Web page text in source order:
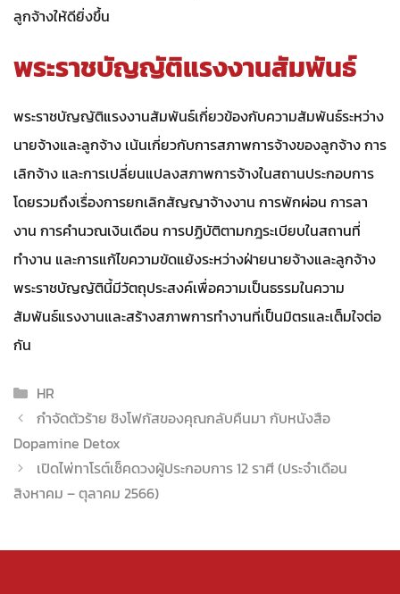
ลูกจ้างให้ดียิ่งขึ้น
พระราชบัญญัติแรงงานสัมพันธ์
พระราชบัญญัติแรงงานสัมพันธ์เกี่ยวข้องกับความสัมพันธ์ระหว่าง
นายจ้างและลูกจ้าง เน้นเกี่ยวกับการสภาพการจ้างของลูกจ้าง การ
เลิกจ้าง และการเปลี่ยนแปลงสภาพการจ้างในสถานประกอบการ
โดยรวมถึงเรื่องการยกเลิกสัญญาจ้างงาน การพักผ่อน การลา
งาน การคำนวณเงินเดือน การปฏิบัติตามกฎระเบียบในสถานที่
ทำงาน และการแก้ไขความขัดแย้งระหว่างฝ่ายนายจ้างและลูกจ้าง
พระราชบัญญัตินี้มีวัตถุประสงค์เพื่อความเป็นธรรมในความ
สัมพันธ์แรงงานและสร้างสภาพการทำงานที่เป็นมิตรและเต็มใจต่อ
กัน
Categories
HR
กำจัดตัวร้าย ชิงโฟกัสของคุณกลับคืนมา กับหนังสือ
Dopamine Detox
เปิดไพ่ทาโรต์เช็คดวงผู้ประกอบการ 12 ราศี (ประจำเดือน
สิงหาคม – ตุลาคม 2566)